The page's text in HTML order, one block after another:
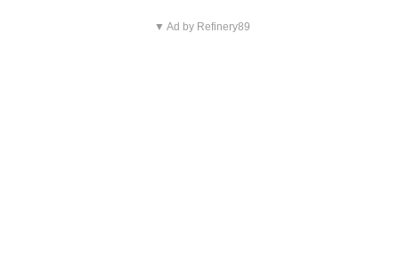
▼ Ad by Refinery89